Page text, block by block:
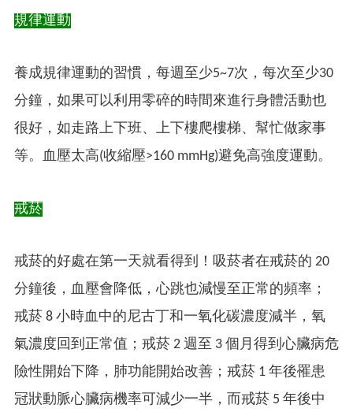
規律運動
養成規律運動的習慣，每週至少5~7次，每次至少30
分鐘，如果可以利用零碎的時間來進行身體活動也
很好，如走路上下班、上下樓爬樓梯、幫忙做家事
等。血壓太高(收縮壓>160 mmHg)避免高強度運動。
戒菸
戒菸的好處在第一天就看得到！吸菸者在戒菸的 20
分鐘後，血壓會降低，心跳也減慢至正常的頻率；
戒菸 8 小時血中的尼古丁和一氧化碳濃度減半，氧
氣濃度回到正常值；戒菸 2 週至 3 個月得到心臟病危
險性開始下降，肺功能開始改善；戒菸 1 年後罹患
冠狀動脈心臟病機率可減少⼀半，而戒菸 5 年後中